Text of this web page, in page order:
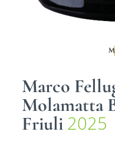
Marco
Molamatta
Friuli 2025